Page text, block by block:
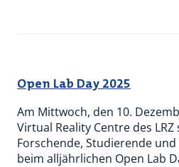
Open Lab Day 2025
Am Mittwoch, den 10.
Virtual Reality Centre des
Forschende, Studierende
beim alljährlichen Open Lab